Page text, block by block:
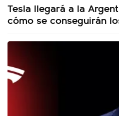
Tesla llegará a la
cómo se conseguirán